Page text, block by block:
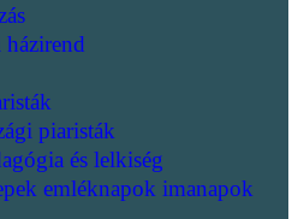
piaristák
és lelkiség
emléknapok imanapok